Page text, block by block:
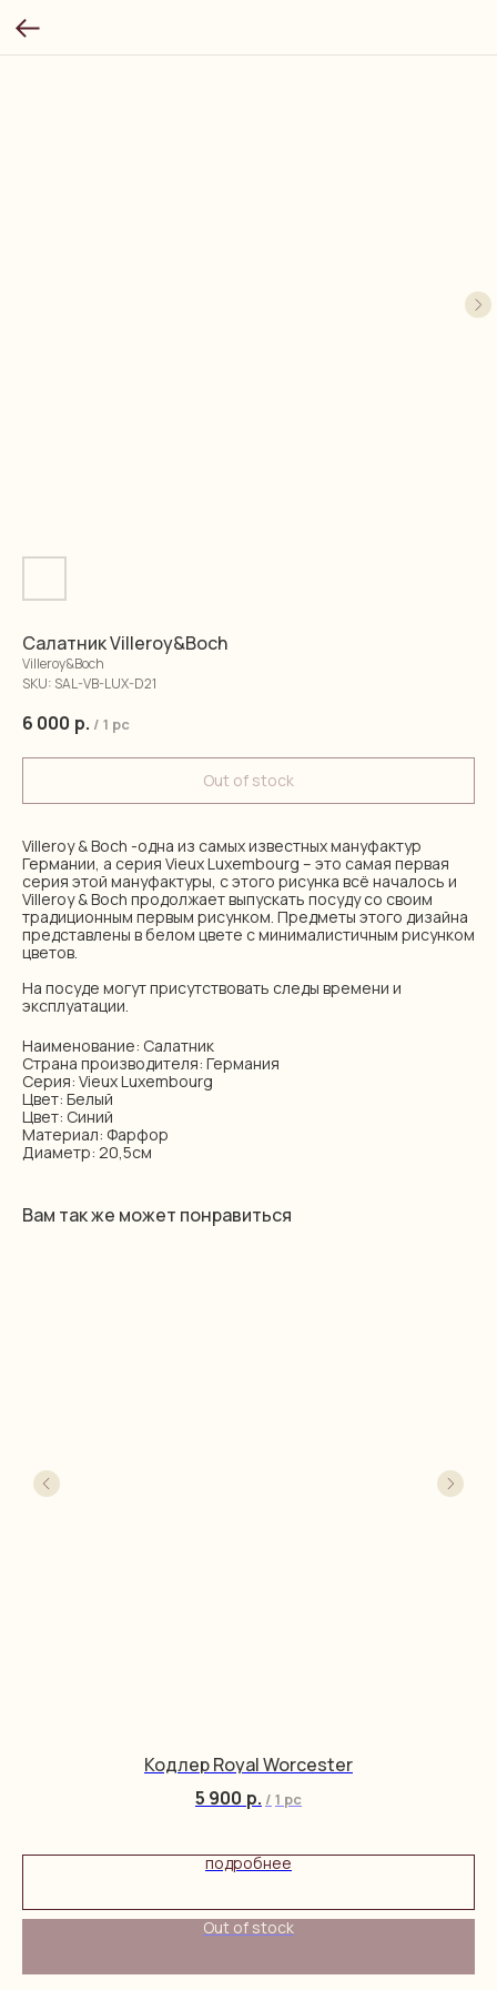
Салатник Villeroy&Boch
Villeroy&Boch
SKU: SAL-VB-LUX-D21
6 000 р. / 1 pc
Out of stock
Villeroy & Boch -одна из самых известных мануфактур
Германии, а серия Vieux Luxembourg – это самая первая
серия этой мануфактуры, с этого рисунка всё началось и
Villeroy & Boch продолжает выпускать посуду со своим
традиционным первым рисунком. Предметы этого дизайна
представлены в белом цвете с минималистичным рисунком
цветов.
На посуде могут присутствовать следы времени и
эксплуатации.
Наименование: Салатник
Страна производителя: Германия
Серия: Vieux Luxembourg
Цвет: Белый
Цвет: Синий
Материал: Фарфор
Диаметр: 20,5см
Вам так же может понравиться
Кодлер Royal Worcester
5 900 р. / 1 pc
подробнее
Out of stock